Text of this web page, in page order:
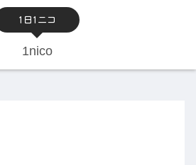
1日1ニコ
1nico